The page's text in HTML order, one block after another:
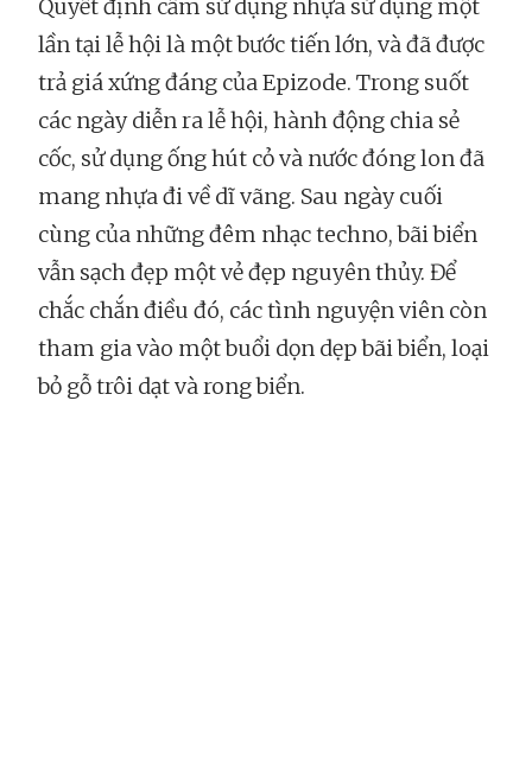
Quyết định cấm sử dụng nhựa sử dụng một
lần tại lễ hội là một bước tiến lớn, và đã được
trả giá xứng đáng của Epizode. Trong suốt
các ngày diễn ra lễ hội, hành động chia sẻ
cốc, sử dụng ống hút cỏ và nước đóng lon đã
mang nhựa đi về dĩ vãng. Sau ngày cuối
cùng của những đêm nhạc techno, bãi biển
vẫn sạch đẹp một vẻ đẹp nguyên thủy. Để
chắc chắn điều đó, các tình nguyện viên còn
tham gia vào một buổi dọn dẹp bãi biển, loại
bỏ gỗ trôi dạt và rong biển.